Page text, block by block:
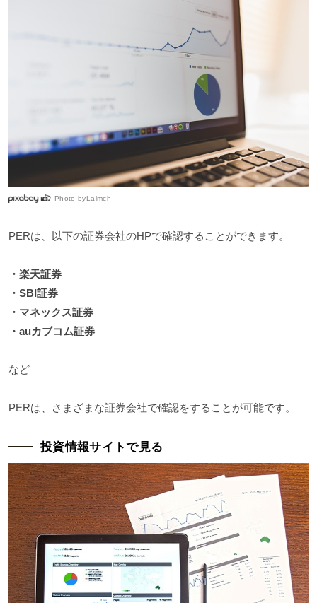
Photo byLalmch
PERは、以下の証券会社のHPで確認することができます。
・楽天証券
・SBI証券
・マネックス証券
・auカブコム証券
など
PERは、さまざまな証券会社で確認をすることが可能です。
投資情報サイトで見る